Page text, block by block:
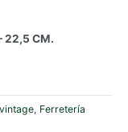
22,5 CM.
, Ferretería